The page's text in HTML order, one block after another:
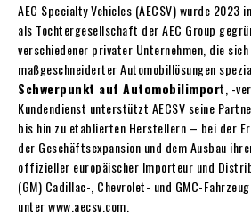
AEC Specialty Vehicles (AECSV) wurde 2023
als Tochtergesellschaft der AEC Group
verschiedener privater Unternehmen, die
maßgeschneiderter Automobillösungen
Schwerpunkt auf Automobilimport, -
Kundendienst unterstützt AECSV seine
bis hin zu etablierten Herstellern – bei der
der Geschäftsexpansion und dem Ausbau
offizieller europäischer Importeur und
(GM) Cadillac-, Chevrolet- und GMC-
unter www.aecsv.com.